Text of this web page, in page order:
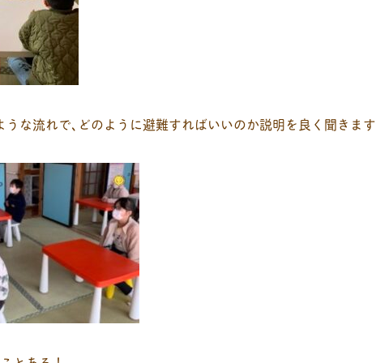
うな流れで､どのように避難すればいいのか説明を良く聞きます